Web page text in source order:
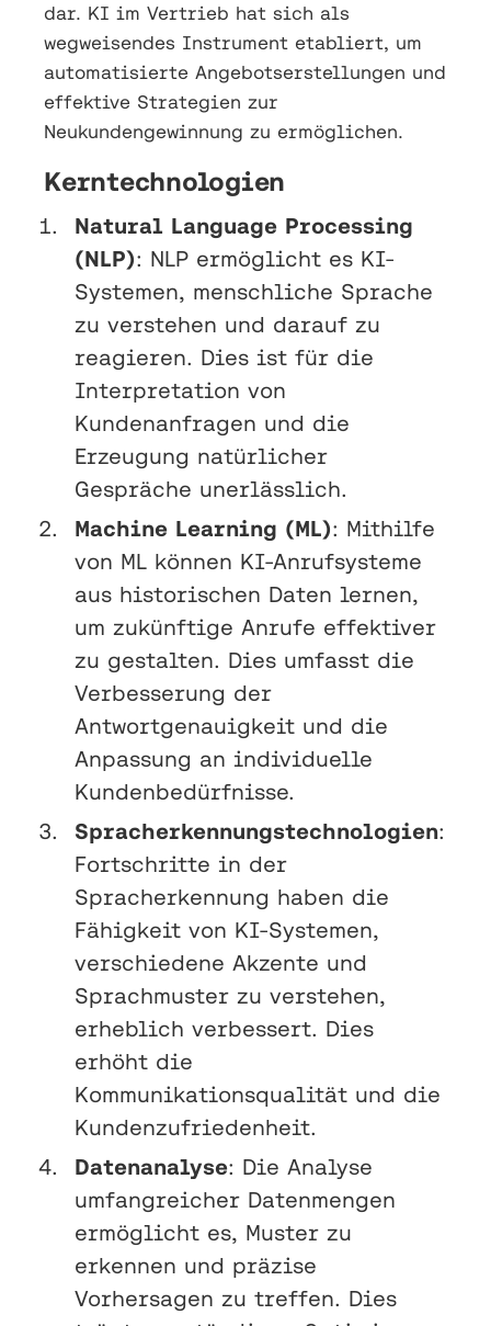
dar. KI im Vertrieb hat sich als
wegweisendes Instrument etabliert, um
automatisierte Angebotserstellungen und
effektive Strategien zur
Neukundengewinnung zu ermöglichen.
Kerntechnologien
Natural Language Processing
(NLP): NLP ermöglicht es KI-
Systemen, menschliche Sprache
zu verstehen und darauf zu
reagieren. Dies ist für die
Interpretation von
Kundenanfragen und die
Erzeugung natürlicher
Gespräche unerlässlich.
Machine Learning (ML): Mithilfe
von ML können KI-Anrufsysteme
aus historischen Daten lernen,
um zukünftige Anrufe effektiver
zu gestalten. Dies umfasst die
Verbesserung der
Antwortgenauigkeit und die
Anpassung an individuelle
Kundenbedürfnisse.
Spracherkennungstechnologien:
Fortschritte in der
Spracherkennung haben die
Fähigkeit von KI-Systemen,
verschiedene Akzente und
Sprachmuster zu verstehen,
erheblich verbessert. Dies
erhöht die
Kommunikationsqualität und die
Kundenzufriedenheit.
Datenanalyse: Die Analyse
umfangreicher Datenmengen
ermöglicht es, Muster zu
erkennen und präzise
Vorhersagen zu treffen. Dies